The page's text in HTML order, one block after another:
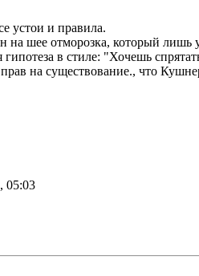
устои и правила.
на шее отморозка, который лишь
в стиле: "Хочешь
на существование., что
05:03